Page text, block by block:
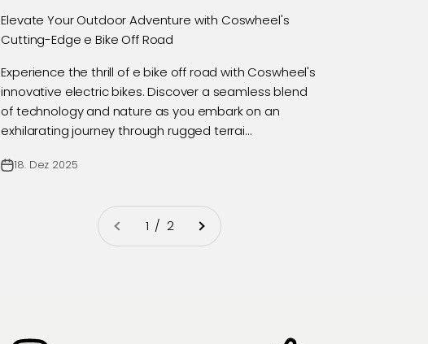
Elevate Your Outdoor Adventure with Coswheel's
Cutting-Edge e Bike Off Road
Experience the thrill of e bike off road with Coswheel's
innovative electric bikes. Discover a seamless blend
of technology and nature as you embark on an
exhilarating journey through rugged terrai...
18. Dez 2025
1 / 2